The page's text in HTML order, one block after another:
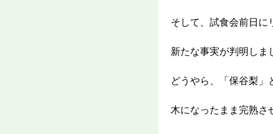
そして、試食会前日に
新たな事実が判明しま
どうやら、「保谷梨」
木になったまま完熟さ